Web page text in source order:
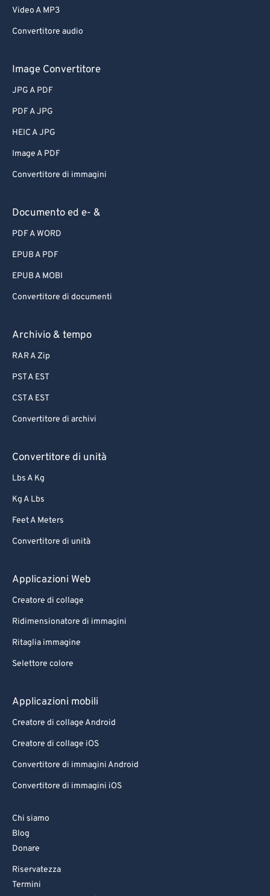
Video A MP3
Convertitore audio
Image Convertitore
JPG A PDF
PDF A JPG
HEIC A JPG
Image A PDF
Convertitore di immagini
Documento ed e- &
PDF A WORD
EPUB A PDF
EPUB A MOBI
Convertitore di documenti
Archivio & tempo
RAR A Zip
PST A EST
CST A EST
Convertitore di archivi
Convertitore di unità
Lbs A Kg
Kg A Lbs
Feet A Meters
Convertitore di unità
Applicazioni Web
Creatore di collage
Ridimensionatore di immagini
Ritaglia immagine
Selettore colore
Applicazioni mobili
Creatore di collage Android
Creatore di collage iOS
Convertitore di immagini Android
Convertitore di immagini iOS
Chi siamo
Blog
Donare
Riservatezza
Termini